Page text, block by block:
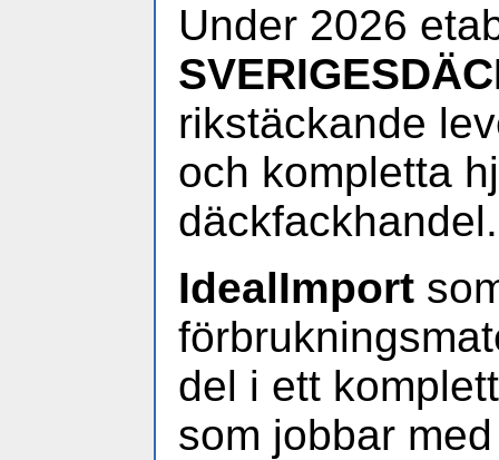
Under 2026
rikstäckande
och kompletta
däckfackhandel.
IdealImport
del i ett
som jobbar